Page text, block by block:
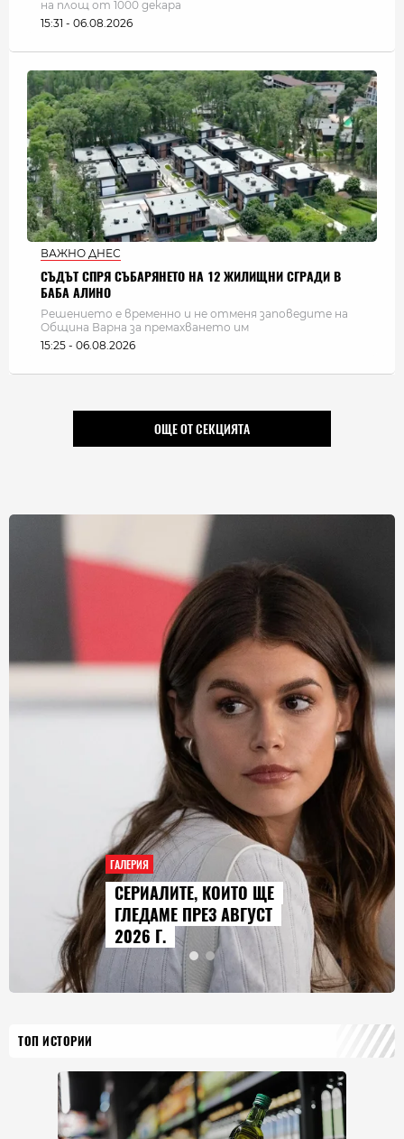
на площ от 1000 декара
15:31 - 06.08.2026
ВАЖНО ДНЕС
СЪДЪТ СПРЯ СЪБАРЯНЕТО НА 12 ЖИЛИЩНИ СГРАДИ В
БАБА АЛИНО
Решението е временно и не отменя заповедите на
Община Варна за премахването им
15:25 - 06.08.2026
ОЩЕ ОТ СЕКЦИЯТА
ГАЛЕРИЯ
AUDI Q9 СТАВА НАЙ-
ГОЛЕМИЯТ МОДЕЛ В
ИСТОРИЯТА НА МАРКАТА
ТОП ИСТОРИИ